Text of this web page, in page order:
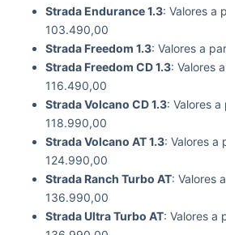
Strada Endurance 1.3: Valores a
103.490,00
Strada Freedom 1.3: Valores a
Strada Freedom CD 1.3: Valores
116.490,00
Strada Volcano CD 1.3: Valores
118.990,00
Strada Volcano AT 1.3: Valores a
124.990,00
Strada Ranch Turbo AT: Valores
136.990,00
Strada Ultra Turbo AT: Valores a